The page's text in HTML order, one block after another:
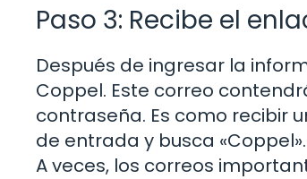
Paso 3: Recibe el
Después de ingresar la
Coppel. Este correo
contraseña. Es como recibir
de entrada y busca
A veces, los correos